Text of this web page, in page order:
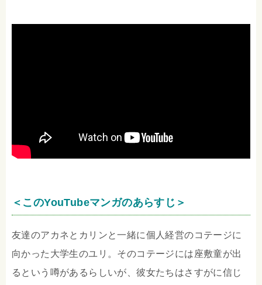
＜このYouTubeマンガのあらすじ＞
友達のアカネとカリンと一緒に個人経営のコテージに
向かった大学生のユリ。そのコテージには座敷童が出
るという噂があるらしいが、彼女たちはさすがに信じ